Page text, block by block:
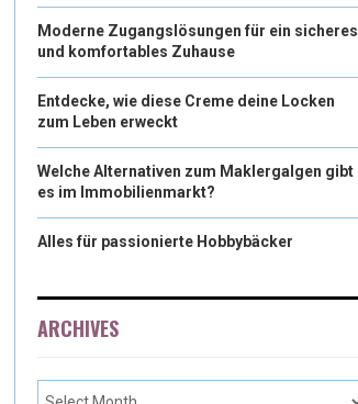
Moderne Zugangslösungen für ein sicheres
und komfortables Zuhause
Entdecke, wie diese Creme deine Locken
zum Leben erweckt
Welche Alternativen zum Maklergalgen gibt
es im Immobilienmarkt?
Alles für passionierte Hobbybäcker
ARCHIVES